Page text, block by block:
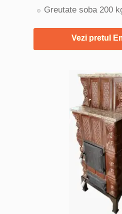
Greutate soba 200
Vezi pretul